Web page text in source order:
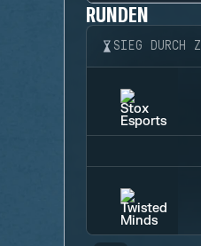
RUNDEN
SIEG DURCH